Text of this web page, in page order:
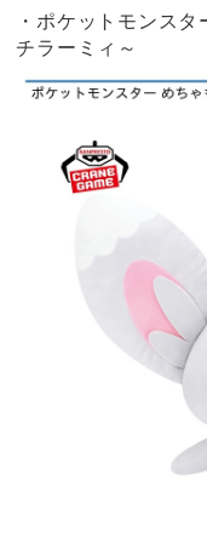
・ポケットモンス
チラーミィ～